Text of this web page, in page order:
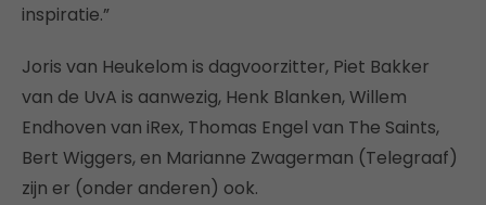
inspiratie.”
Joris van Heukelom is dagvoorzitter, Piet Bakker
van de UvA is aanwezig, Henk Blanken, Willem
Endhoven van iRex, Thomas Engel van The Saints,
Bert Wiggers, en Marianne Zwagerman (Telegraaf)
zijn er (onder anderen) ook.